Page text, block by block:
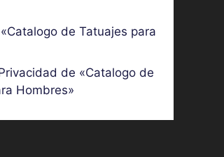
de Tatuajes para
de «Catalogo de
Hombres»